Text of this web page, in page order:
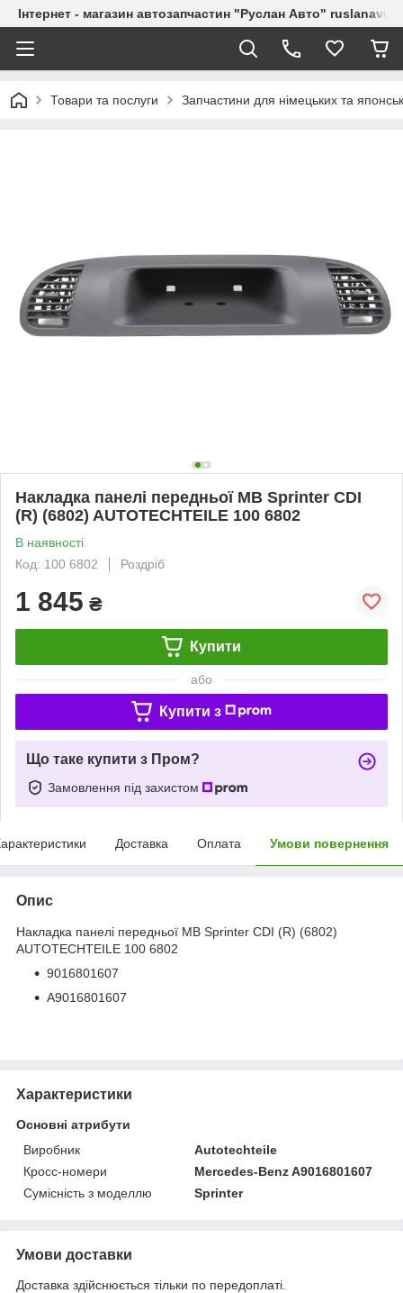
Інтернет - магазин автозапчастин "Руслан Авто"
Товари та послуги Запчастини для німецьких та
Накладка панелі передньої MB Sprinter CDI
(R) (6802) AUTOTECHTEILE 100 6802
В наявності
Код: 100 6802
Роздріб
1 845 ₴
Купити
або
Купити з
Що таке купити з Пром?
Замовлення під захистом
Доставка Оплата Умови повернення
Опис
Накладка панелі передньої MB Sprinter CDI (R) (6802)
AUTOTECHTEILE 100 6802
9016801607
A9016801607
Характеристики
Основні атрибути
Виробник
Autotechteile
Кросс-номери
Mercedes-Benz A9016801607
Сумісність з моделлю
Sprinter
Умови доставки
Доставка здійснюється тільки по передоплаті.